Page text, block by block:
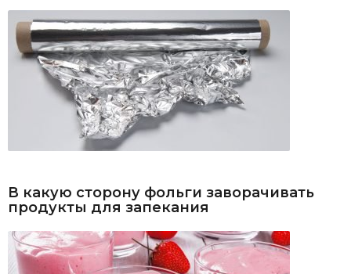
В какую сторону фольги заворачивать
продукты для запекания